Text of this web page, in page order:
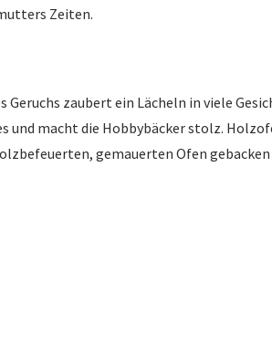
Zeiten.
zaubert ein Lächeln in viele
und macht die Hobbybäcker stolz.
gemauerten Ofen gebacken